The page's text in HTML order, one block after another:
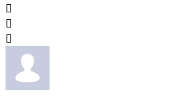


